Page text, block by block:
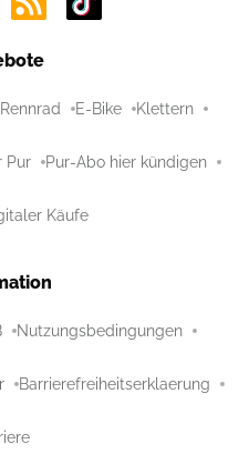
Rennrad E-Bike Klettern
Pur Pur-Abo hier kündigen
Käufe
Nutzungsbedingungen
Barrierefreiheitserklaerung